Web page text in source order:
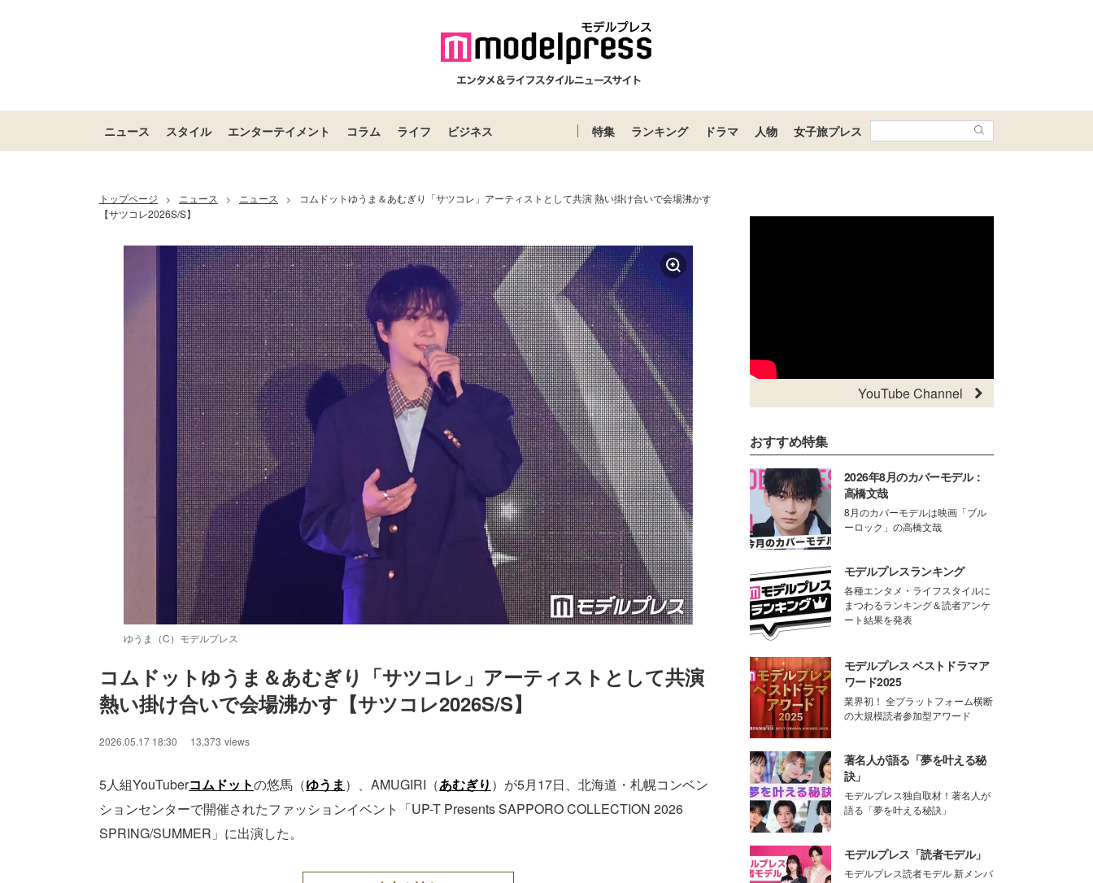
ニュース スタイル エンターテイメント コラム ライフ ビジネス 特集 ランキング ドラマ 人物 女子旅プレス
トップページ > ニュース > ニュース >
コムドットゆうま＆あむぎり「サツコレ」アーティストとして共演 熱い掛け合いで会場沸かす
【サツコレ2026S/S】
ゆうま（C）モデルプレス
Unmute / Loaded:
48.74%
コムドットゆうま＆あむぎり「サツコレ」アーティストとして共演
熱い掛け合いで会場沸かす【サツコレ2026S/S】
2026.05.17 18:30 13,373 views
5人組YouTuberコムドットの悠馬（ゆうま）、AMUGIRI（あむぎり ）が5月17日、北海道・札幌コンベン
ションセンターで開催されたファッションイベント「UP-T Presents SAPPORO COLLECTION 2026
SPRING/SUMMER」に出演した。
YouTube Channel
おすすめ特集
2026年8月のカバーモデル：
高橋文哉
8月のカバーモデルは映画「ブル
ーロック」の高橋文哉
モデルプレスランキング
各種エンタメ・ライフスタイルに
まつわるランキング＆読者アンケ
ート結果を発表
モデルプレス ベストドラマア
ワード2025
業界初！ 全プラットフォーム横断
の大規模読者参加型アワード
著名人が語る「夢を叶える秘
訣」
モデルプレス独自取材！著名人が
語る「夢を叶える秘訣」
モデルプレス「読者モデル」
モデルプレス読者モデル 新メンバ